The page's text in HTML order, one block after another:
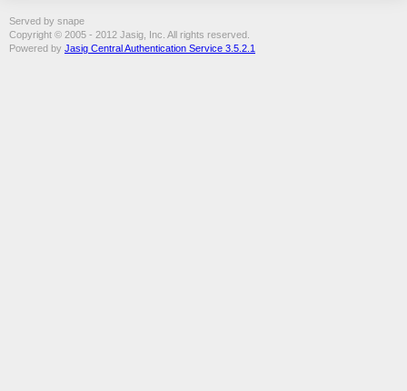
Served by snape
Copyright © 2005 - 2012 Jasig, Inc. All rights reserved.
Powered by Jasig Central Authentication Service 3.5.2.1